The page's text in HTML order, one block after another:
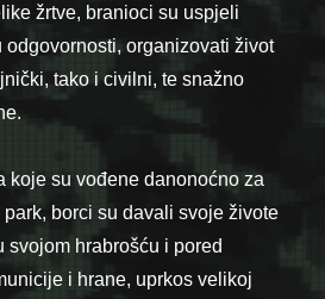
žrtve, branioci su uspjeli
odgovornosti, organizovati život
tako i civilni, te snažno
koje su vođene danonoćno za
borci su davali svoje živote
svojom hrabrošću i pored
i hrane, uprkos velikoj